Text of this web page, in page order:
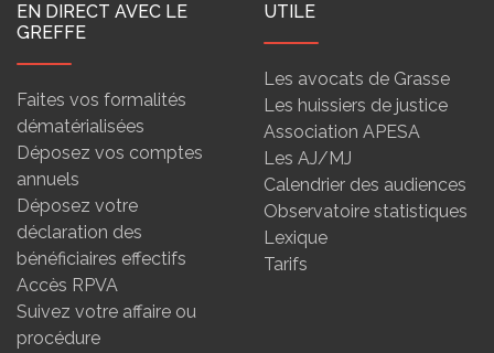
EN DIRECT AVEC LE
GREFFE
Faites vos formalités
dématérialisées
Déposez vos comptes
annuels
Déposez votre
déclaration des
bénéficiaires effectifs
Accès RPVA
Suivez votre affaire ou
procédure
UTILE
Les avocats de Grasse
Les huissiers de justice
Association APESA
Les AJ/MJ
Calendrier des audiences
Observatoire statistiques
Lexique
Tarifs